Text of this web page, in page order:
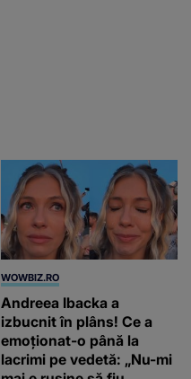
WOWBIZ.RO
Andreea Ibacka a
izbucnit în plâns! Ce a
emoționat-o până la
lacrimi pe vedetă: „Nu-mi
mai e rușine să fiu
vulnerabilă”